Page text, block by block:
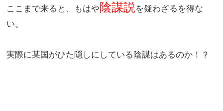
ここまで来ると、もはや陰謀説を疑わざるを得な
い。
実際に某国がひた隠しにしている陰謀はあるのか！？